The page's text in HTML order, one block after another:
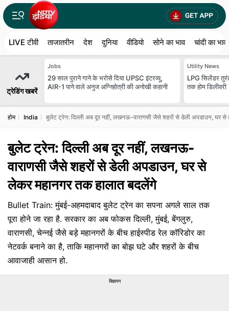
LIVE टीवी ताजातरीन देश दुनिया वीडियो सोने का भाव चांदी का भाव
ट्रेडिंग खबरें
Jobs
29 साल पुराने गाने के भरोसे दिया UPSC इंटरव्यू,
AIR-1 पाने वाले अनुज अग्निहोत्री की अनोखी कहानी
Utility News
LPG सिलेंडर
तक होम डिलीवरी
होम India बुलेट ट्रेन: दिल्ली अब दूर नहीं, लखनऊ-वाराणसी जैसे शहरों से डेली अपडाउन, घर से
बुलेट ट्रेन: दिल्ली अब दूर नहीं, लखनऊ-
वाराणसी जैसे शहरों से डेली अपडाउन, घर से
लेकर महानगर तक हालात बदलेंगे
Bullet Train: मुंबई-अहमदाबाद बुलेट ट्रेन का सपना अगले साल तक
पूरा होने जा रहा है. सरकार का अब फोकस दिल्ली, मुंबई, बेंगलुरु,
वाराणसी, चेन्नई जैसे बड़े महानगरों के बीच हाईस्पीड रेल कॉरिडोर का
नेटवर्क बनाने का है, ताकि महानगरों का बोझ घटे और शहरों के बीच
आवाजाही आसान हो.
विज्ञापन